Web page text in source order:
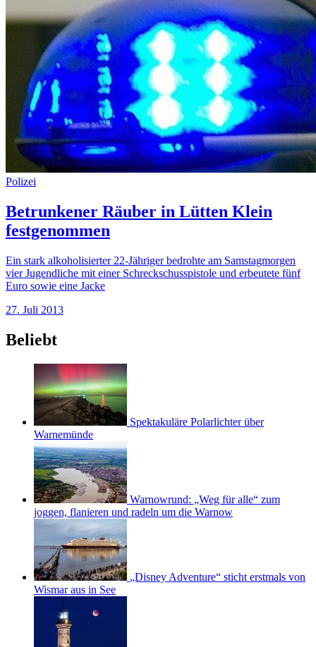
Polizei
Betrunkener Räuber in Lütten Klein
festgenommen
Ein stark alkoholisierter 22-Jähriger bedrohte am Samstagmorgen
vier Jugendliche mit einer Schreckschusspistole und erbeutete fünf
Euro sowie eine Jacke
27. Juli 2013
Beliebt
Spektakuläre Polarlichter über
Warnemünde
Warnowrund: „Weg für alle“ zum
joggen, flanieren und radeln um die Warnow
„Disney Adventure“ sticht erstmals von
Wismar aus in See